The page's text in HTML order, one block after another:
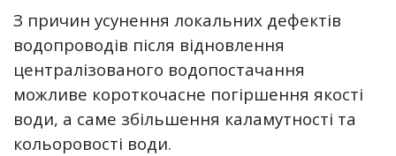
З причин усунення локальних дефектів
водопроводів після відновлення
централізованого водопостачання
можливе короткочасне погіршення якості
води, а саме збільшення каламутності та
кольоровості води.